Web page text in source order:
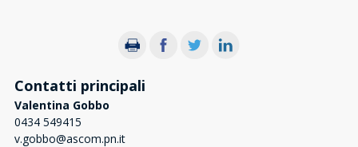
Contatti principali
Valentina Gobbo
0434 549415
v.gobbo@ascom.pn.it